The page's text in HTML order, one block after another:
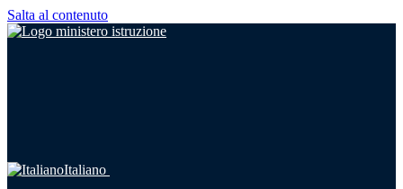
Salta al contenuto
Italiano